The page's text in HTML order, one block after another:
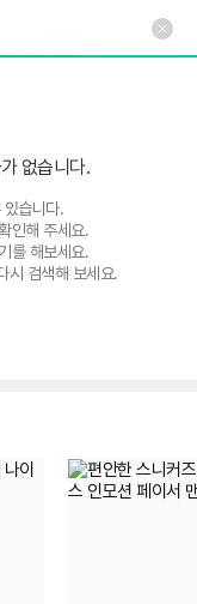
없습니다.
있습니다.
인해 주세요.
를 해보세요.
시 검색해 보세요.